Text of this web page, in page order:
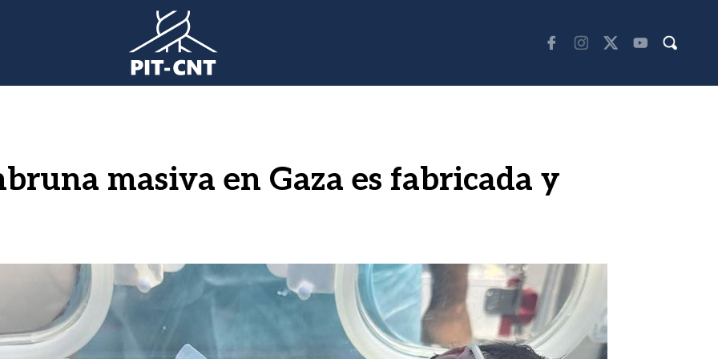
masiva en Gaza es fabricada y